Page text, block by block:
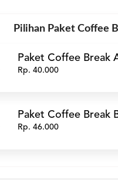
Pilihan Paket Coffee
Paket Coffee Break
Rp. 40.000
Paket Coffee Break
Rp. 46.000